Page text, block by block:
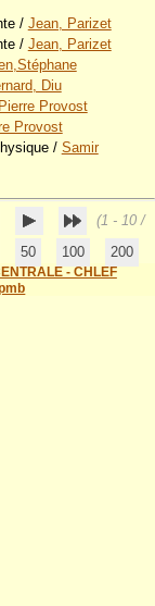
/ Jean, Parizet
/ Jean, Parizet
Diu
Provost
Provost
/ Samir
(1 - 10 /
50 100 200
- CHLEF